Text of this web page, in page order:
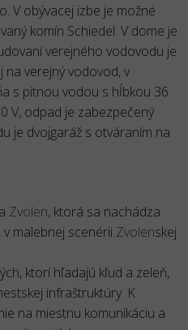
V obývacej izbe je možné
komín Schiedel. V dome je
verejného vodovodu je
verejný vodovod, v
s pitnou vodou s hĺbkou 36
V, odpad je zabezpečený
je dvojgaráž s otváraním na
Zvolen, ktorá sa nachádza
malebnej scenérii Zvolenskej
ktorí hľadajú kľud a zeleň,
infraštruktúry. K
na miestnu komunikáciu a